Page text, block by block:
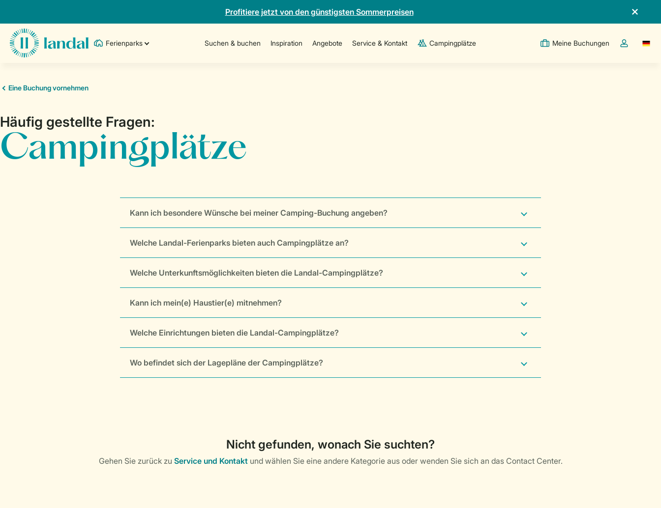
Profitiere jetzt von den günstigsten Sommerpreisen
Ferienparks Suchen & buchen Inspiration Angebote Service & Kontakt Campingplätze Meine Buchungen
Dropdown-
Kann ich besondere Wünsche bei meiner Camping-Buchung angeben?
Welche Landal-Ferienparks bieten auch Campingplätze an?
Welche Unterkunftsmöglichkeiten bieten die Landal-Campingplätze?
Kann ich mein(e) Haustier(e) mitnehmen?
Welche Einrichtungen bieten die Landal-Campingplätze?
Wo befindet sich der Lagepläne der Campingplätze?